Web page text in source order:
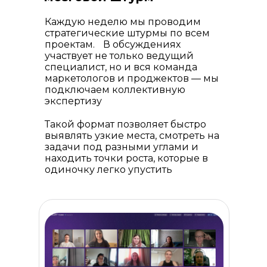
Такой формат позволяет быстро
выявлять узкие места, смотреть на
задачи под разными углами и
находить точки роста, которые в
одиночку легко упустить
Каждую неделю мы проводим
стратегические штурмы по всем
проектам. В обсуждениях
участвует не только ведущий
специалист, но и вся команда
маркетологов и проджектов — мы
подключаем коллективную
экспертизу